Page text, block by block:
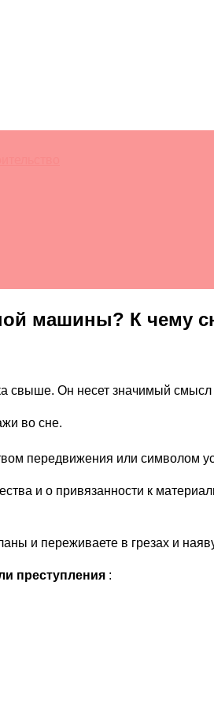
машины? К чему
свыше. Он несет значимый
во сне.
передвижения или символом
и о привязанности к
и переживаете в грезах и
преступления :